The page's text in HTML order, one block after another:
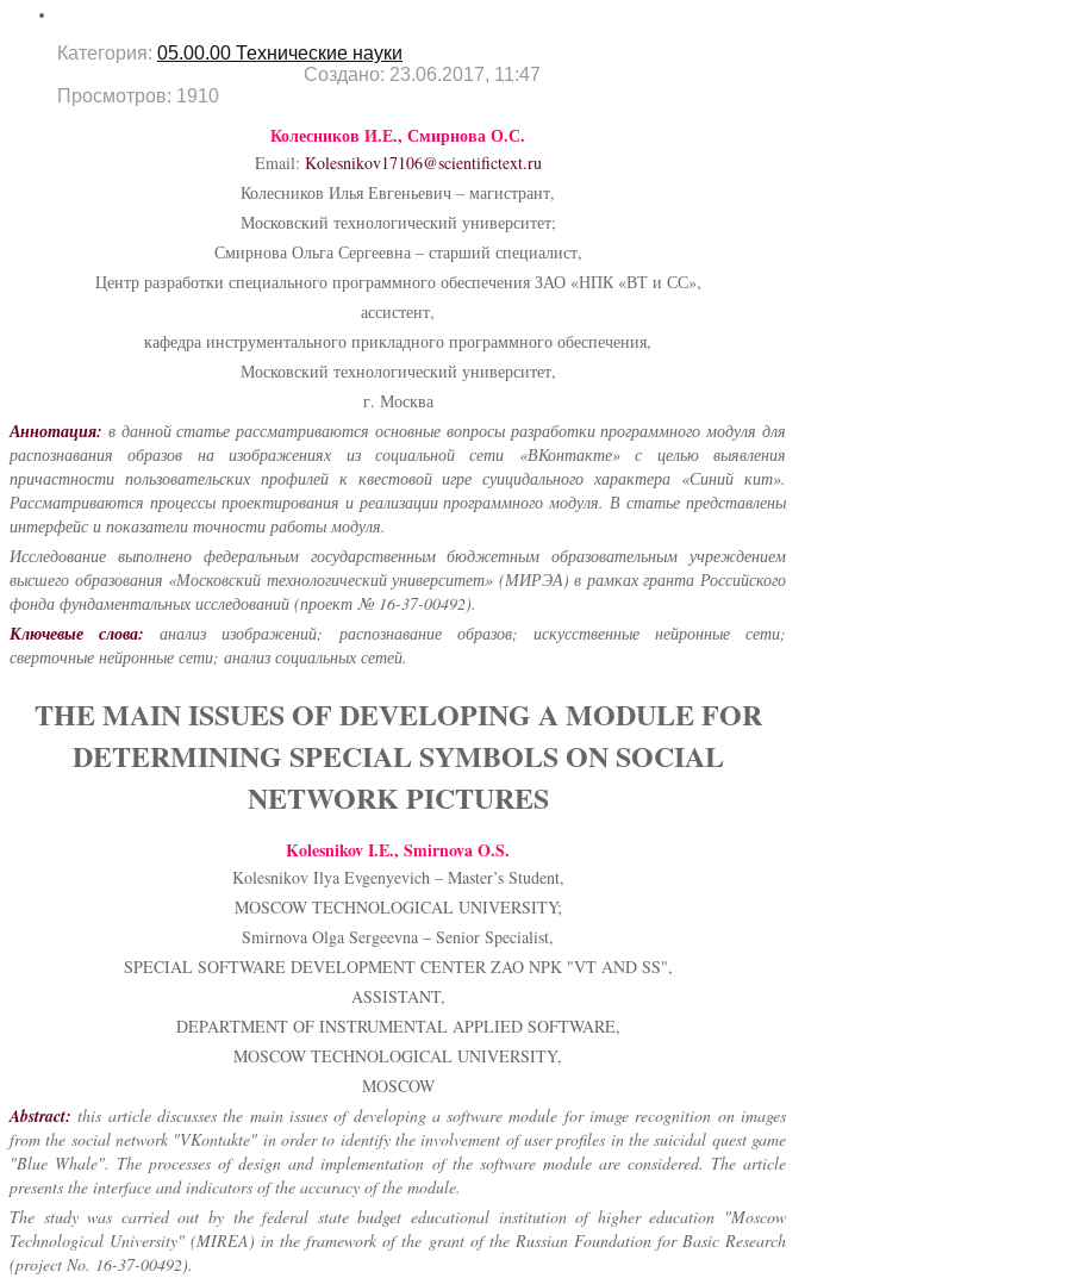
Категория: 05.00.00 Технические науки
Создано: 23.06.2017, 11:47
Просмотров: 1910
Колесников И.Е., Смирнова О.С.
Email: Kolesnikov17106@scientifictext.ru
Колесников Илья Евгеньевич – магистрант,
Московский технологический университет;
Смирнова Ольга Сергеевна – старший специалист,
Центр разработки специального программного обеспечения ЗАО «НПК «ВТ и СС»,
ассистент,
кафедра инструментального прикладного программного обеспечения,
Московский технологический университет,
г. Москва
Аннотация: в данной статье рассматриваются основные вопросы разработки программного модуля для
распознавания образов на изображениях из социальной сети «ВКонтакте» с целью выявления
причастности пользовательских профилей к квестовой игре суицидального характера «Синий кит».
Рассматриваются процессы проектирования и реализации программного модуля. В статье представлены
интерфейс и показатели точности работы модуля.
Исследование выполнено федеральным государственным бюджетным образовательным учреждением
высшего образования «Московский технологический университет» (МИРЭА) в рамках гранта Российского
фонда фундаментальных исследований (проект № 16-37-00492).
Ключевые слова: анализ изображений; распознавание образов; искусственные нейронные сети;
сверточные нейронные сети; анализ социальных сетей.
THE MAIN ISSUES OF DEVELOPING A MODULE FOR
DETERMINING SPECIAL SYMBOLS ON SOCIAL
NETWORK PICTURES
Kolesnikov I.E., Smirnova O.S.
Kolesnikov Ilya Evgenyevich – Master’s Student,
MOSCOW TECHNOLOGICAL UNIVERSITY;
Smirnova Olga Sergeevna – Senior Specialist,
SPECIAL SOFTWARE DEVELOPMENT CENTER ZAO NPK "VT AND SS",
ASSISTANT,
DEPARTMENT OF INSTRUMENTAL APPLIED SOFTWARE,
MOSCOW TECHNOLOGICAL UNIVERSITY,
MOSCOW
Abstract:this article discusses the main issues of developing a software module for image recognition on images
from the social network "VKontakte" in order to identify the involvement of user profiles in the suicidal quest game
"Blue Whale". The processes of design and implementation of the software module are considered. The article
presents the interface and indicators of the accuracy of the module.
The study was carried out by the federal state budget educational institution of higher education "Moscow
Technological University" (MIREA) in the framework of the grant of the Russian Foundation for Basic Research
(project No. 16-37-00492).